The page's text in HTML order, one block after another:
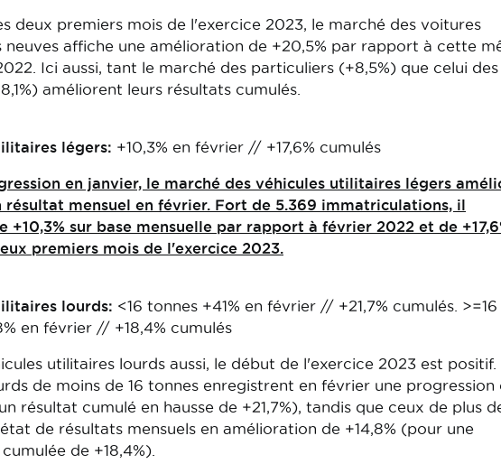
deux premiers mois de l'exercice 2023, le marché des voitures
neuves affiche une amélioration de +20,5% par rapport à cette
Ici aussi, tant le marché des particuliers (+8,5%) que celui des
améliorent leurs résultats cumulés.
légers: +10,3% en février // +17,6% cumulés
en janvier, le marché des véhicules utilitaires légers
résultat mensuel en février. Fort de 5.369 immatriculations, il
+10,3% sur base mensuelle par rapport à février 2022 et de
premiers mois de l'exercice 2023.
lourds: <16 tonnes +41% en février // +21,7% cumulés. >=16
en février // +18,4% cumulés
utilitaires lourds aussi, le début de l'exercice 2023 est positif.
de moins de 16 tonnes enregistrent en février une progression
résultat cumulé en hausse de +21,7%), tandis que ceux de plus
de résultats mensuels en amélioration de +14,8% (pour une
de +18,4%).